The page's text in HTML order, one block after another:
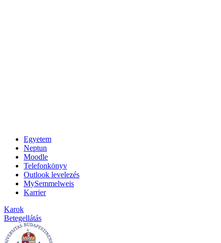
Egyetem
Neptun
Moodle
Telefonkönyv
Outlook levelezés
MySemmelweis
Karrier
Karok
Betegellátás